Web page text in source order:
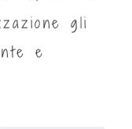
gli
e